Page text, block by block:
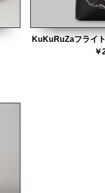
KuKuRuZaフライ
￥